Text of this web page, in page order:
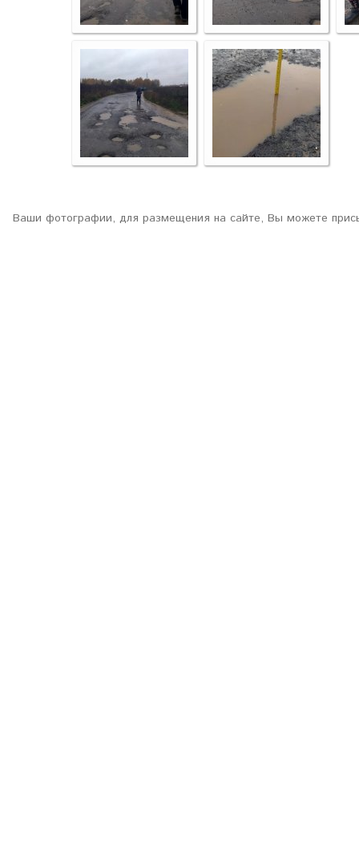
Ваши фотографии, для размещения на сайте, Вы можете